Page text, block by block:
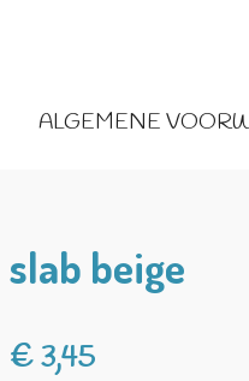
ALGEMENE
slab beige
€ 3,45